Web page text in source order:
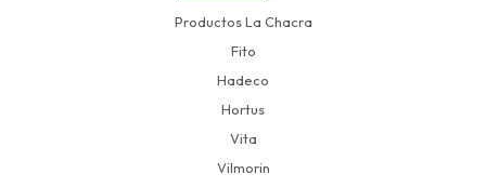
Productos La Chacra
Fito
Hadeco
Hortus
Vita
Vilmorin